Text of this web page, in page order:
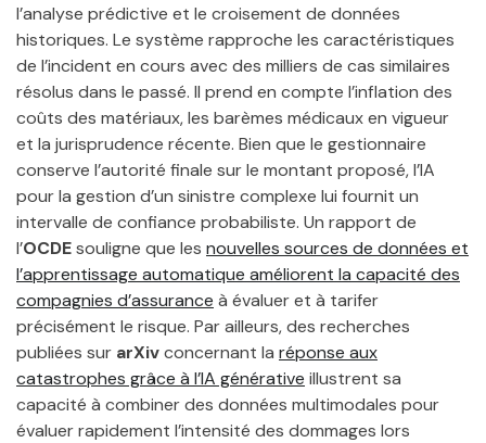
l’analyse prédictive et le croisement de données
historiques. Le système rapproche les caractéristiques
de l’incident en cours avec des milliers de cas similaires
résolus dans le passé. Il prend en compte l’inflation des
coûts des matériaux, les barèmes médicaux en vigueur
et la jurisprudence récente. Bien que le gestionnaire
conserve l’autorité finale sur le montant proposé, l’IA
pour la gestion d’un sinistre complexe lui fournit un
intervalle de confiance probabiliste. Un rapport de
l’OCDEsouligne que les nouvelles sources de données et
l’apprentissage automatique améliorent la capacité des
compagnies d’assurance à évaluer et à tarifer
précisément le risque. Par ailleurs, des recherches
publiées sur arXivconcernant la réponse aux
catastrophes grâce à l’IA générative illustrent sa
capacité à combiner des données multimodales pour
évaluer rapidement l’intensité des dommages lors